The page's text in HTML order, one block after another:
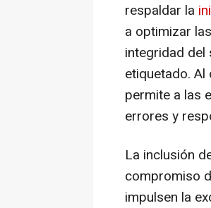
respaldar la
a optimizar
integridad
etiquetado.
permite a las
errores y
La inclusión
compromiso
impulsen la